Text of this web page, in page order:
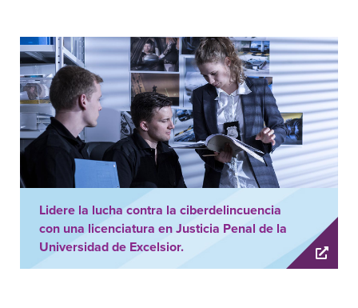
Lidere la lucha contra la ciberdelincuencia
con una licenciatura en Justicia Penal de la
Universidad de Excelsior.